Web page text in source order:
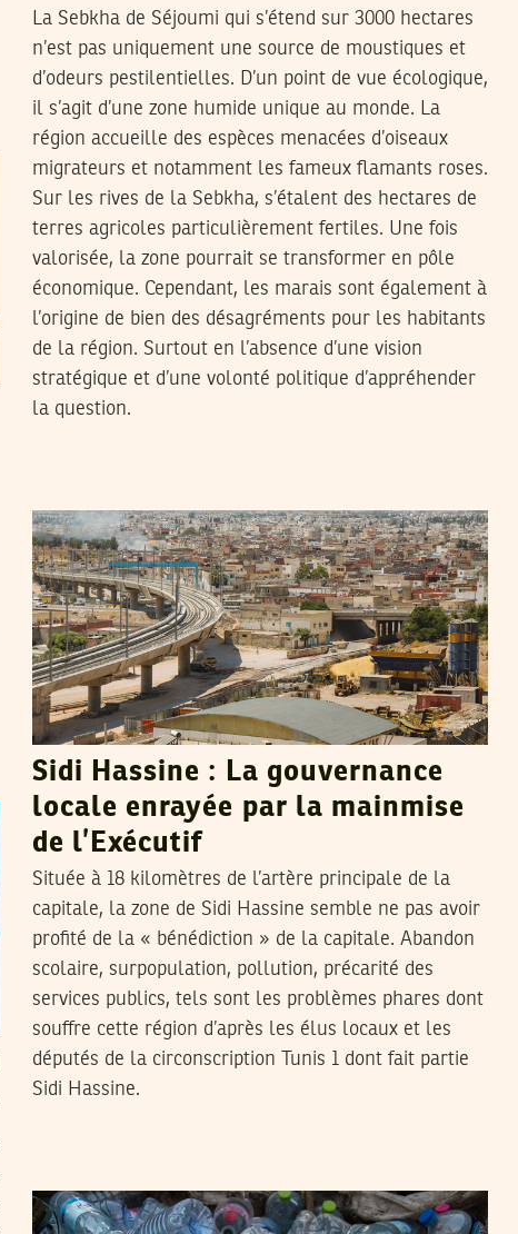
La Sebkha de Séjoumi qui s’étend sur 3000 hectares
n’est pas uniquement une source de moustiques et
d’odeurs pestilentielles. D’un point de vue écologique,
il s’agit d’une zone humide unique au monde. La
région accueille des espèces menacées d’oiseaux
migrateurs et notamment les fameux flamants roses.
Sur les rives de la Sebkha, s’étalent des hectares de
terres agricoles particulièrement fertiles. Une fois
valorisée, la zone pourrait se transformer en pôle
économique. Cependant, les marais sont également à
l’origine de bien des désagréments pour les habitants
de la région. Surtout en l’absence d’une vision
stratégique et d’une volonté politique d’appréhender
la question.
Sidi Hassine : La gouvernance
locale enrayée par la mainmise
de l’Exécutif
Située à 18 kilomètres de l’artère principale de la
capitale, la zone de Sidi Hassine semble ne pas avoir
profité de la « bénédiction » de la capitale. Abandon
scolaire, surpopulation, pollution, précarité des
services publics, tels sont les problèmes phares dont
souffre cette région d’après les élus locaux et les
députés de la circonscription Tunis 1 dont fait partie
Sidi Hassine.